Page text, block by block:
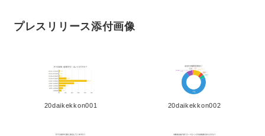
プレスリリース添付画像
20daikekkon001 20daikekkon002